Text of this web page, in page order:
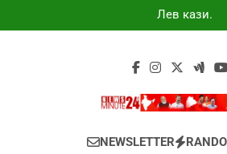
to
Лев казино
промокоды
Get All Updated
NEWSLETTER